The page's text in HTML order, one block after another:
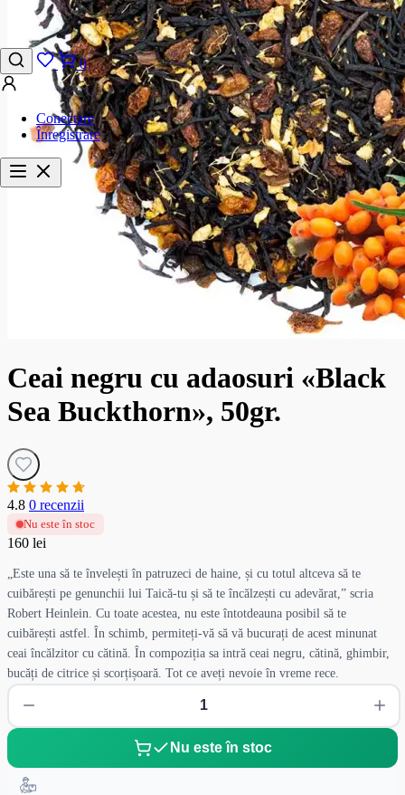
0
Conectare
Înregistrare
Ceai negru cu adaosuri «Black
Sea Buckthorn», 50gr.
4.8 0 recenzii
Nu este în stoc
160 lei
„Este una să te învelești în patruzeci de haine, și cu totul altceva să te
cuibărești pe genunchii lui Taică-tu și să te încălzești cu adevărat,” scria
Robert Heinlein. Cu toate acestea, nu este întotdeauna posibil să te
cuibărești astfel. În schimb, permiteți-vă să vă bucurați de acest minunat
ceai încălzitor cu cătină. În compoziția sa intră ceai negru, cătină, ghimbir,
bucăți de citrice și scorțișoară. Tot ce aveți nevoie în vreme rece.
Nu este în stoc